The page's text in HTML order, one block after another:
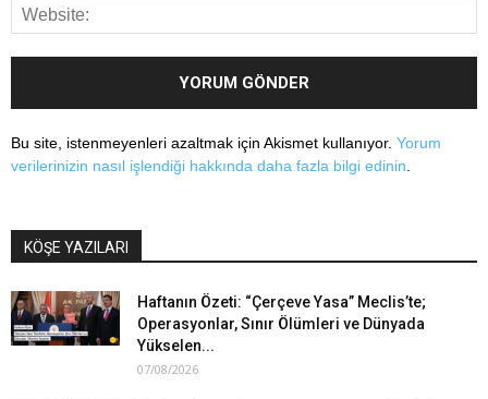
Bu site, istenmeyenleri azaltmak için Akismet kullanıyor. Yorum
verilerinizin nasıl işlendiği hakkında daha fazla bilgi edinin
KÖŞE YAZILARI
Haftanın Özeti: “Çerçeve Yasa” Meclis’te;
Operasyonlar, Sınır Ölümleri ve Dünyada
Yükselen...
07/08/2026